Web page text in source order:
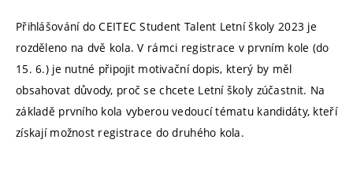
Přihlášování do CEITEC Student Talent Letní školy 2023 je
rozděleno na dvě kola. V rámci registrace v prvním kole (do
15. 6.) je nutné připojit motivační dopis, který by měl
obsahovat důvody, proč se chcete Letní školy zúčastnit. Na
základě prvního kola vyberou vedoucí tématu kandidáty, kteří
získají možnost registrace do druhého kola.